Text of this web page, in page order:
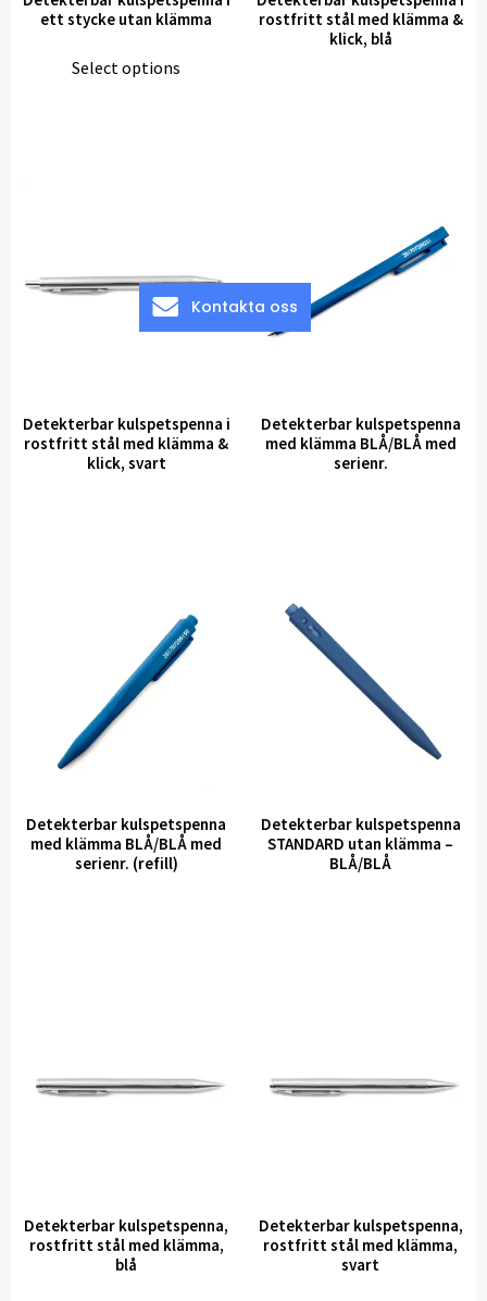
ett stycke utan klämma
Select options
rostfritt stål med klämma &
klick, blå
Detekterbar kulspetspenna i
rostfritt stål med klämma &
klick, svart
Detekterbar kulspetspenna
med klämma BLÅ/BLÅ med
serienr.
Detekterbar kulspetspenna
med klämma BLÅ/BLÅ med
serienr. (refill)
Detekterbar kulspetspenna
STANDARD utan klämma –
BLÅ/BLÅ
Detekterbar kulspetspenna,
rostfritt stål med klämma,
blå
Detekterbar kulspetspenna,
rostfritt stål med klämma,
svart
Kontakta oss